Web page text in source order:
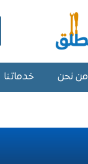
من نحن خدماتنا